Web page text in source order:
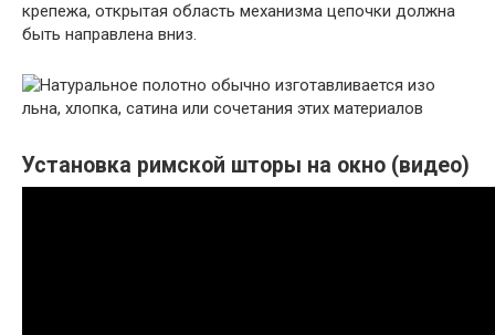
крепежа, открытая область механизма цепочки должна
быть направлена вниз.
Установка римской шторы на окно (видео)